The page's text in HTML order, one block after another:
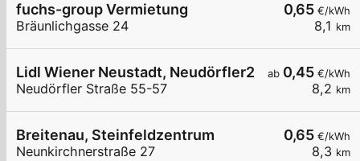
0,65 €/kWh
8,1 km
fuchs-group Vermietung
Bräunlichgasse 24
ab 0,45 €/kWh
8,2 km
Lidl Wiener Neustadt, Neudörfler2
Neudörfler Straße 55-57
0,65 €/kWh
8,3 km
Breitenau, Steinfeldzentrum
Neunkirchnerstraße 27